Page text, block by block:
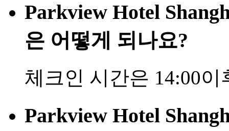
Parkview Hotel
은 어떻게 되나요?
체크인 시간은 14:00
Parkview Hotel